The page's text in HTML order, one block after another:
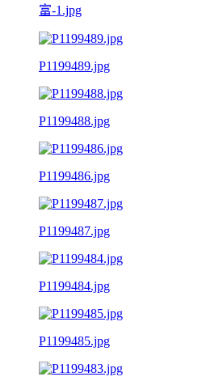
富-1.jpg
P1199489.jpg
P1199488.jpg
P1199486.jpg
P1199487.jpg
P1199484.jpg
P1199485.jpg